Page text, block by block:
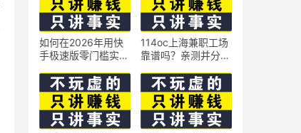
如何在2026年用快
手极速版零门槛实现
技巧
114oc上海兼职工场
靠谱吗？亲测并分享